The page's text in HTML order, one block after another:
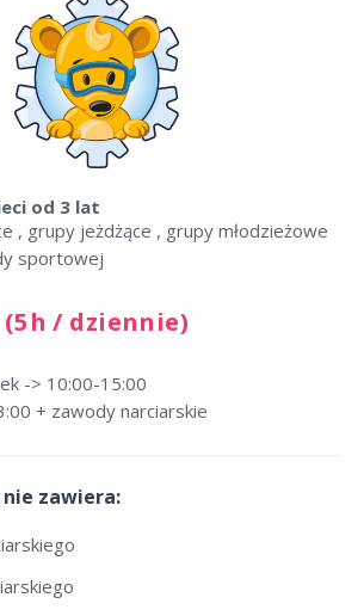
od 3 lat
, grupy jeżdżące , grupy młodzieżowe
sportowej
/ dziennie)
-> 10:00-15:00
+ zawody narciarskie
zawiera: